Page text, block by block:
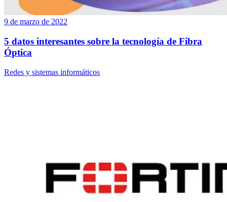
9 de marzo de 2022
5 datos interesantes sobre la tecnología de Fibra
Óptica
Redes y sistemas informáticos